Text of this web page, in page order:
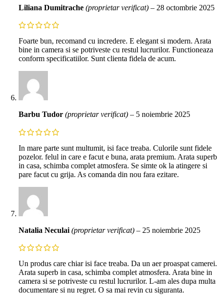
Liliana Dumitrache (proprietar verificat) – 28 octombrie 2025
Foarte bun, recomand cu incredere. E elegant si modern. Arata
bine in camera si se potriveste cu restul lucrurilor. Functioneaza
conform specificatiilor. Sunt clienta fidela de acum.
Barbu Tudor (proprietar verificat) – 5 noiembrie 2025
In mare parte sunt multumit, isi face treaba. Culorile sunt fidele
pozelor. felul in care e facut e buna, arata premium. Arata superb
in casa, schimba complet atmosfera. Se simte ok la atingere si
pare facut cu grija. As comanda din nou fara ezitare.
Natalia Neculai (proprietar verificat) – 25 noiembrie 2025
Un produs care chiar isi face treaba. Da un aer proaspat camerei.
Arata superb in casa, schimba complet atmosfera. Arata bine in
camera si se potriveste cu restul lucrurilor. L-am ales dupa multa
documentare si nu regret. O sa mai revin cu siguranta.